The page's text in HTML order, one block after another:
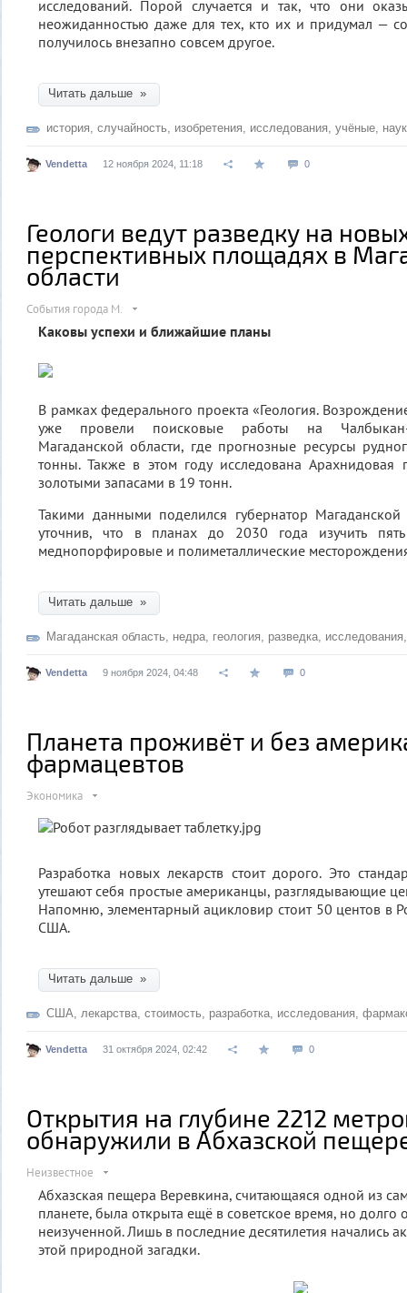
исследований. Порой случается и так, что они
неожиданностью даже для тех, кто их и придумал —
получилось внезапно совсем другое.
Читать дальше »
история, случайность, изобретения, исследования, учёные,
Vendetta 12 ноября 2024, 11:18 0
Геологи ведут разведку на
перспективных площадях в
области
События города М.
Каковы успехи и ближайшие планы
В рамках федерального проекта «Геология.
уже провели поисковые работы на Чалбыкан-
Магаданской области, где прогнозные ресурсы
тонны. Также в этом году исследована
золотыми запасами в 19 тонн.
Такими данными поделился губернатор
уточнив, что в планах до 2030 года изучить
меднопорфировые и полиметаллические
Читать дальше »
Магаданская область, недра, геология, разведка, исследования
Vendetta 9 ноября 2024, 04:48 0
Планета проживёт и без
фармацевтов
Экономика
Разработка новых лекарств стоит дорого. Это
утешают себя простые американцы, разглядывающие
Напомню, элементарный ацикловир стоит 50 центов в
США.
Читать дальше »
США, лекарства, стоимость, разработка, исследования,
Vendetta 31 октября 2024, 02:42 0
Открытия на глубине 2212
обнаружили в Абхазской
Неизвестное
Абхазская пещера Веревкина, считающаяся одной из
планете, была открыта ещё в советское время, но долго
неизученной. Лишь в последние десятилетия начались
этой природной загадки.